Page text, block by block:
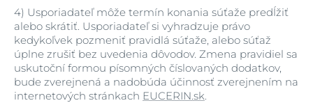
4) Usporiadateľ môže termín konania súťaže predĺžiť
alebo skrátiť. Usporiadateľ si vyhradzuje právo
kedykoľvek pozmeniť pravidlá súťaže, alebo súťaž
úplne zrušiť bez uvedenia dôvodov. Zmena pravidiel sa
uskutoční formou písomných číslovaných dodatkov,
bude zverejnená a nadobúda účinnosť zverejnením na
internetových stránkach EUCERIN.sk.